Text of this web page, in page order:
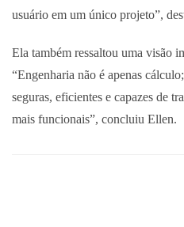
usuário em um único projeto”,
Ela também ressaltou uma visão
“Engenharia não é apenas
seguras, eficientes e capazes de
mais funcionais”, concluiu Ellen.